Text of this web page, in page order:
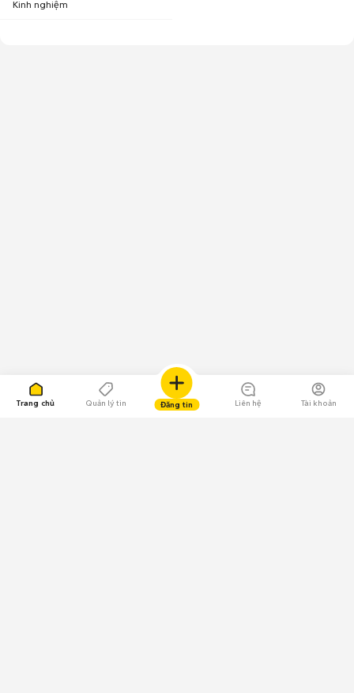
Trang chủ Quản lý tin Đăng tin Liên hệ Tài khoản
Kinh nghiệm